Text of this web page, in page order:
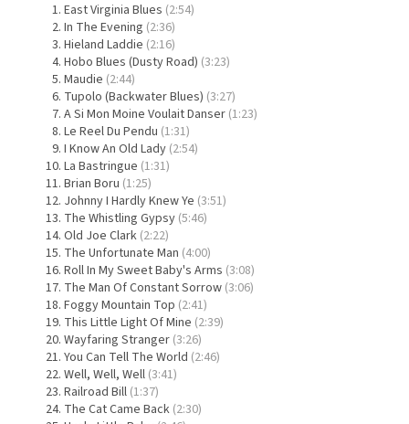
East Virginia Blues (2:54)
In The Evening (2:36)
Hieland Laddie (2:16)
Hobo Blues (Dusty Road) (3:23)
Maudie (2:44)
Tupolo (Backwater Blues) (3:27)
A Si Mon Moine Voulait Danser (1:23)
Le Reel Du Pendu (1:31)
I Know An Old Lady (2:54)
La Bastringue (1:31)
Brian Boru (1:25)
Johnny I Hardly Knew Ye (3:51)
The Whistling Gypsy (5:46)
Old Joe Clark (2:22)
The Unfortunate Man (4:00)
Roll In My Sweet Baby's Arms (3:08)
The Man Of Constant Sorrow (3:06)
Foggy Mountain Top (2:41)
This Little Light Of Mine (2:39)
Wayfaring Stranger (3:26)
You Can Tell The World (2:46)
Well, Well, Well (3:41)
Railroad Bill (1:37)
The Cat Came Back (2:30)